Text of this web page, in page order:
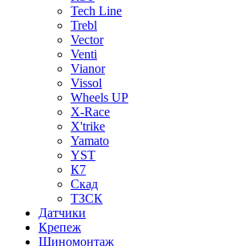
Tech Line
Trebl
Vector
Venti
Vianor
Vissol
Wheels UP
X-Race
X'trike
Yamato
YST
К7
Скад
ТЗСК
Датчики
Крепеж
Шиномонтаж